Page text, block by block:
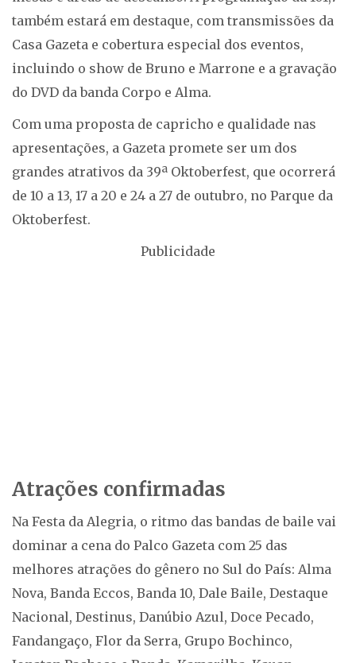
também estará em destaque, com transmissões da
Casa Gazeta e cobertura especial dos eventos,
incluindo o show de Bruno e Marrone e a gravação
do DVD da banda Corpo e Alma.
Com uma proposta de capricho e qualidade nas
apresentações, a Gazeta promete ser um dos
grandes atrativos da 39ª Oktoberfest, que ocorrerá
de 10 a 13, 17 a 20 e 24 a 27 de outubro, no Parque da
Oktoberfest.
Publicidade
Atrações confirmadas
Na Festa da Alegria, o ritmo das bandas de baile vai
dominar a cena do Palco Gazeta com 25 das
melhores atrações do gênero no Sul do País: Alma
Nova, Banda Eccos, Banda 10, Dale Baile, Destaque
Nacional, Destinus, Danúbio Azul, Doce Pecado,
Fandangaço, Flor da Serra, Grupo Bochinco,